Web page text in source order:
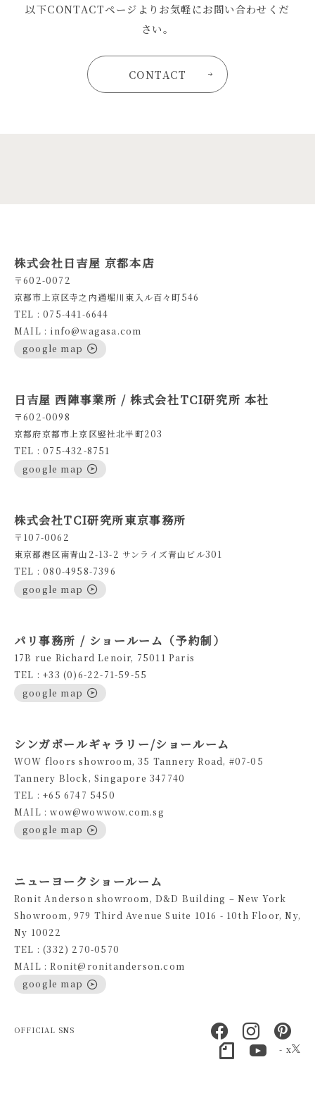
以下CONTACTページよりお気軽にお問い合わせくだ
さい。
CONTACT
株式会社日吉屋 京都本店
〒602-0072
京都市上京区寺之内通堀川東入ル百々町546
TEL : 075-441-6644
MAIL : info@wagasa.com
google map
日吉屋 西陣事業所 / 株式会社TCI研究所 本社
〒602-0098
京都府京都市上京区竪社北半町203
TEL : 075-432-8751
google map
株式会社TCI研究所東京事務所
〒107-0062
東京都港区南青山2-13-2 サンライズ青山ビル301
TEL : 080-4958-7396
google map
パリ事務所 / ショールーム（予約制）
17B rue Richard Lenoir, 75011 Paris
TEL : +33 (0)6-22-71-59-55
google map
シンガポールギャラリー/ショールーム
WOW floors showroom, 35 Tannery Road, #07-05
Tannery Block, Singapore 347740
TEL : +65 6747 5450
MAIL : wow@wowwow.com.sg
google map
ニューヨークショールーム
Ronit Anderson showroom, D&D Building – New York
Showroom, 979 Third Avenue Suite 1016 - 10th Floor, Ny,
Ny 10022
TEL : (332) 270-0570
MAIL : Ronit@ronitanderson.com
google map
OFFICIAL SNS
- x